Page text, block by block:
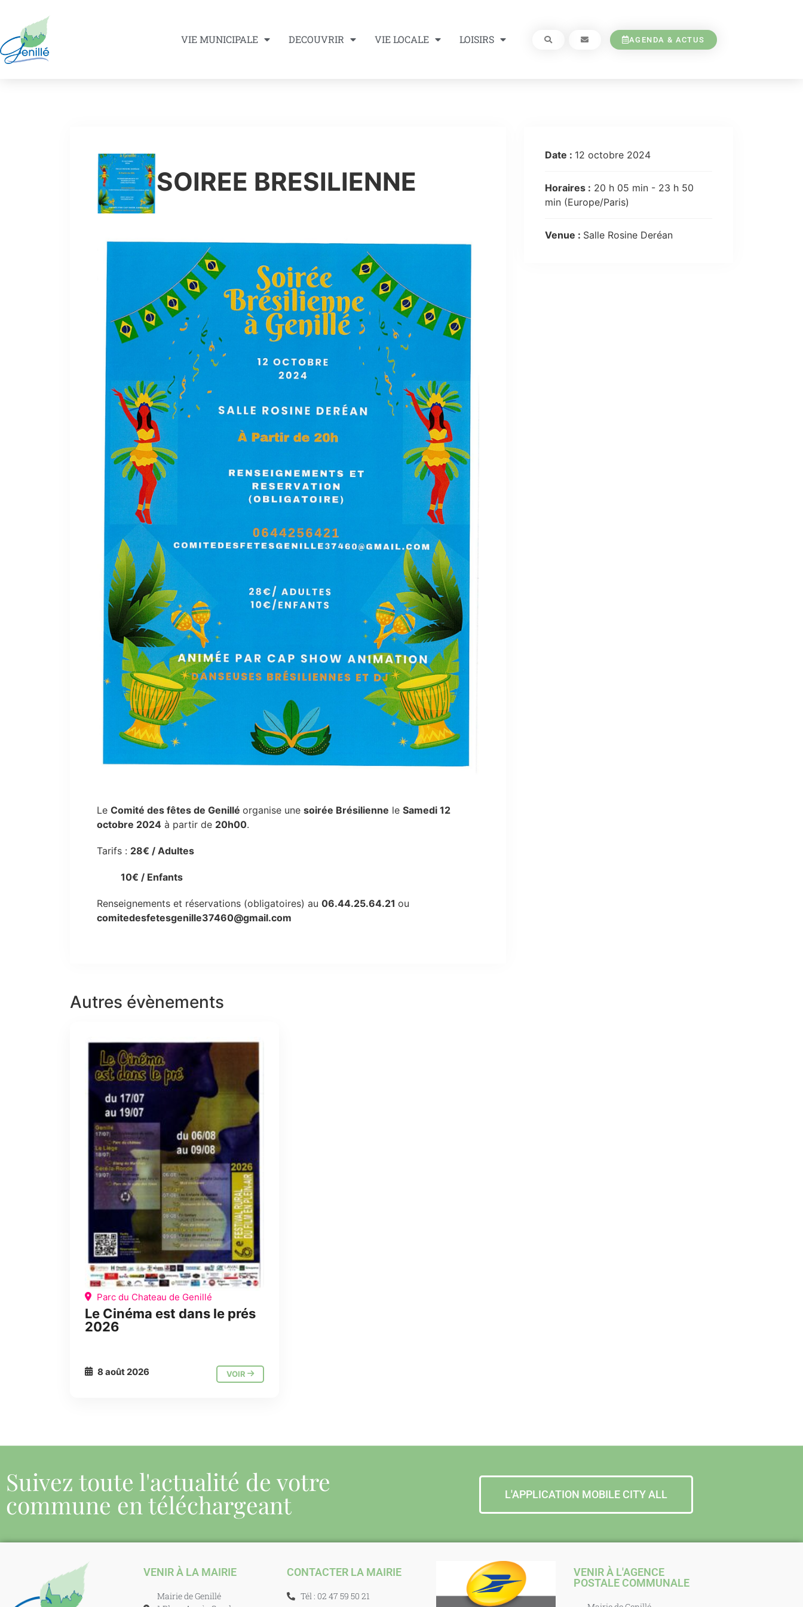
VIE MUNICIPALE DECOUVRIR VIE LOCALE LOISIRS AGENDA & ACTUS
SOIREE BRESILIENNE
Le Comité des fêtes de Genillé organise une soirée Brésilienne le Samedi 12
octobre 2024 à partir de 20h00.
Tarifs : 28€ / Adultes
10€ / Enfants
Renseignements et réservations (obligatoires) au 06.44.25.64.21 ou
comitedesfetesgenille37460@gmail.com
Date : 12 octobre 2024
Horaires : 20 h 05 min - 23 h 50
min (Europe/Paris)
Venue : Salle Rosine Deréan
Autres évènements
Parc du Chateau de Genillé
Le Cinéma est dans le prés
2026
8 août 2026 VOIR
Suivez toute l'actualité de votre
commune en téléchargeant L'APPLICATION MOBILE CITY ALL
VENIR À LA MAIRIE
Mairie de Genillé
CONTACTER LA MAIRIE
Tél : 02 47 59 50 21
VENIR À L'AGENCE
POSTALE COMMUNALE